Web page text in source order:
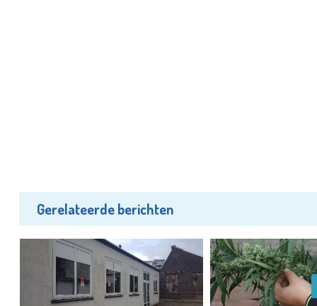
Gerelateerde berichten